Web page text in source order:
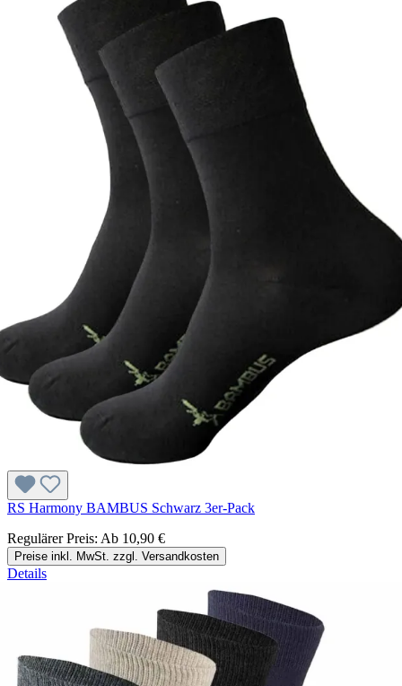
RS Harmony BAMBUS Schwarz 3er-Pack
Regulärer Preis: Ab 10,90 €
Preise inkl. MwSt. zzgl. Versandkosten
Details